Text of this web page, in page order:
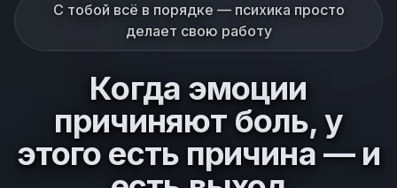
С тобой всё в порядке — психика просто
делает свою работу
Когда эмоции
причиняют боль, у
этого есть причина — и